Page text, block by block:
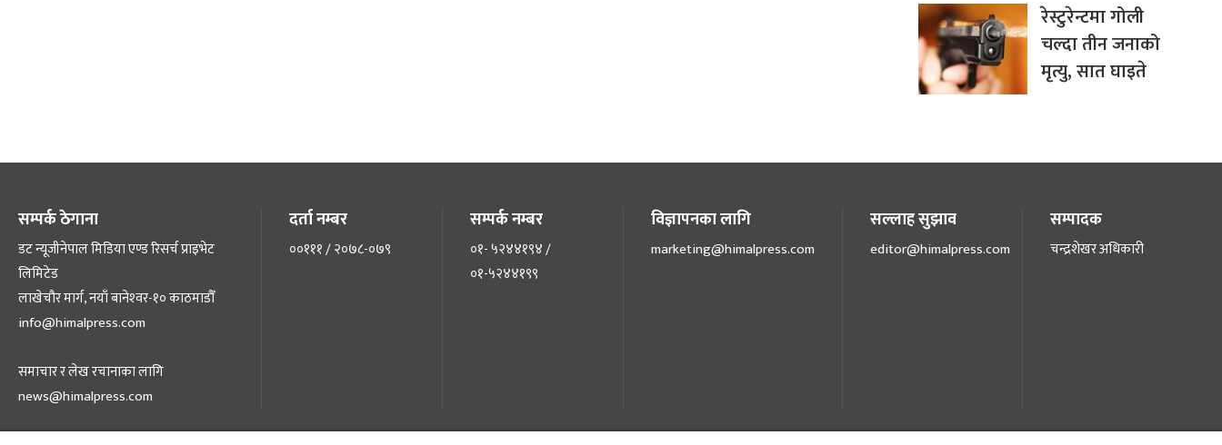
रेस्टुरेन्टमा गोली
चल्दा तीन जनाको
मृत्यु, सात घाइते
सम्पर्क ठेगाना
डट न्यूजीनेपाल मिडिया एण्ड रिसर्च प्राइभेट
लिमिटेड
लाखेचौर मार्ग, नयाँ बानेश्‍वर-१० काठमाडौँ
info@himalpress.com
समाचार र लेख रचानाका लागि
news@himalpress.com
दर्ता नम्बर
००१११ / २०७८-०७९
सम्पर्क नम्बर
०१- ५२४४१९४ /
०१-५२४४१९९
विज्ञापनका लागि
marketing@himalpress.com
सल्लाह सुझाव
editor@himalpress.com
सम्पादक
चन्द्रशेखर अधिकारी